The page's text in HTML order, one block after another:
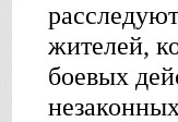
жителей,
боевых